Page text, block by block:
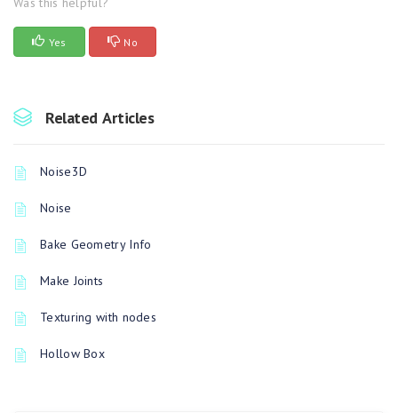
Yes No
Related Articles
Noise3D
Noise
Bake Geometry Info
Make Joints
Texturing with nodes
Hollow Box